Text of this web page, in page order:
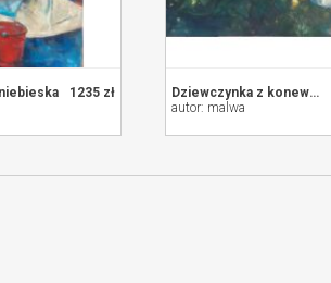
1235 zł
Dziewczynka z konewką
autor: malwa